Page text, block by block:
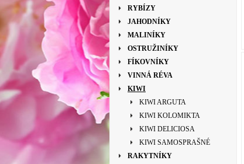
RYBÍZY
JAHODNÍKY
MALINÍKY
OSTRUŽINÍKY
FÍKOVNÍKY
VINNÁ RÉVA
KIWI
KIWI ARGUTA
KIWI KOLOMIKTA
KIWI DELICIOSA
KIWI SAMOSPRAŠNÉ
RAKYTNÍKY